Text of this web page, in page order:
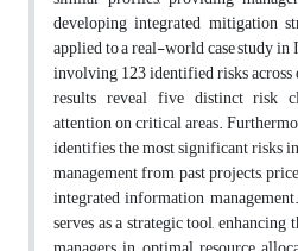
developing integrated mitigation
applied to a real-world case study
involving 123 identified risks
results reveal five distinct risk
attention on critical areas.
identifies the most significant risks
management from past projects,
integrated information
serves as a strategic tool,